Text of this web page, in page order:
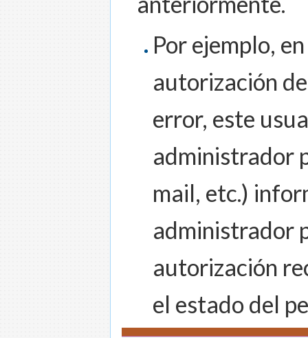
Por ejemplo,
autorización
error, este
administrador
mail, etc.)
administrador
autorización
el estado del